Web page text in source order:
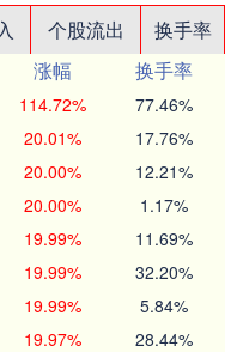
个股流出
换手率
涨幅
换手率
114.72% 77.46%
20.01% 17.76%
20.00% 12.21%
20.00% 1.17%
19.99% 11.69%
19.99% 32.20%
19.99% 5.84%
19.97% 28.44%